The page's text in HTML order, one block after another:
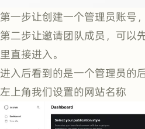
第一步让创建一个管理员账号
第二步让邀请团队成员，可以
里直接进入。
进入后看到的是一个管理员的
左上角我们设置的网站名称